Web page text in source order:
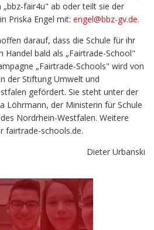
fair4u" ab oder teilt sie der
Priska Engel mit: engel@bbz-gv.de.
darauf, dass die Schule für ihr
Handel bald als „Fairtrade-School"
„Fairtrade-Schools" wird von
der Stiftung Umwelt und
gefördert. Sie steht unter der
Löhrmann, der Ministerin für Schule
Nordrhein-Westfalen. Weitere
fairtrade-schools.de.
Dieter Urbanski